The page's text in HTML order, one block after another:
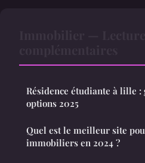
Résidence étudiante à lille
options 2025
Quel est le meilleur site
immobiliers en 2024 ?